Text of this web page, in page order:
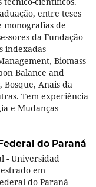
entre teses
monografias de
da Fundação
indexadas
Biomass
Balance and
Bosque, Anais da
Tem experiência
e Mudanças
do Paraná
- Universidad
em
do Paraná